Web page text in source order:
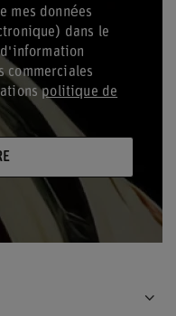
mes données
dans le
commerciales
politique de